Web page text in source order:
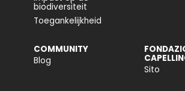
biodiversiteit
Toegankelijkheid
COMMUNITY
Blog
Sito